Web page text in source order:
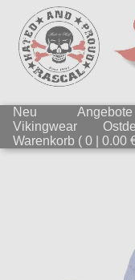
Neu Angebote
Vikingwear
Warenkorb ( 0 | 0.00